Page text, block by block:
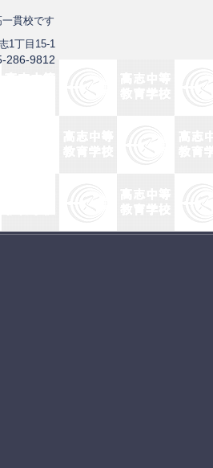
貫校です
1丁目15-1
286-9812